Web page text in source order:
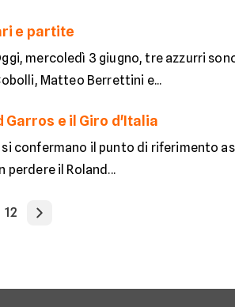
e partite
mercoledì 3 giugno, tre azzurri
Matteo Berrettini e...
e il Giro d'Italia
confermano il punto di riferimento
il Roland...
12